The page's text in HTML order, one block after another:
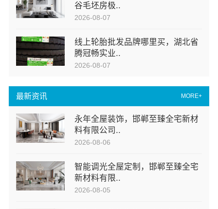
最新资讯 MORE+
永年全屋装饰，邯郸至臻全宅新材
料有限公司..
2026-08-06
智能调光全屋定制，邯郸至臻全宅
新材料有限..
2026-08-05
谷毛坯房极..
2026-08-07
线上轮胎批发品牌哪里买，湖北省
腾冠畅实业..
2026-08-07